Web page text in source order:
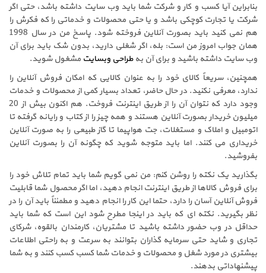
بنابراین آیا کسب و کار و شرکت شما باید وب سایت داشته باشد، حتی اگر
شرکت یا تجارت کوچکی باشد و یا حتی محصولات و خدماتی را که فکرش را
هم نمی کنید باید بصورت آنلاین فروخته شود. پاسخ من در سال 1998
همان جواب امروز من است: بله، اگر شغلی دارید، بدون شک باید برای آن
وب سایت داشته باشید و برای آن بهطراحی وبسایت مشغول شوید.
همچنین، سریعاً کالای خود را به عنوان کالایی که امکان فروش آنلاین را
ندارد، معرفی نکنید. در حال حاضر، تعداد بسیار کمی از محصولات و خدمات
وجود دارد که نتوان آن را از طریق اینترنت فروخت. هم اکنون بیش از 20
میلیون خریدار بصورت آنلاین هستند و همه چیز را از کتاب و رایانه گرفته تا
اتومبیل و املاک و مستغلات، جت هواپیما تا گاز طبیعی را به صورت آنلاین
خریداری می کنند. اما باید متوجه شوید که چگونه آن را بصورت آنلاین
بفروشید.
بگذارید یک نکته را روشن کنم: من نمی گویم شما باید تمام تلاش خود را
برای فروش کالاها از طریق اینترنت انجام دهید، اما اگر محصول شما قابلیت
فروش آنلاین آسان را دارد، حتما این کار را انجام دهید و مطمئناً باید آن را در
نظر بگیرید. نکته ای که باید در اینجا مطرح شود این است که شما باید
حداقل در وب حضور داشته باشید تا مشتریان، کارمندان بالقوه، شرکای
تجاری و شاید حتی سرمایه گذاران بتوانند به سرعت و به راحتی اطلاعات
بیشتری در مورد شغل و محصولات و خدمات شما کسب کسب کنند و به شما
پیشنهاداتی بدهند.